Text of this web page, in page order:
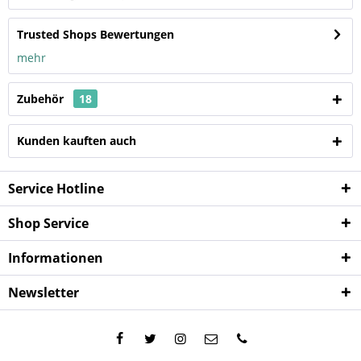
Trusted Shops Bewertungen
mehr
Zubehör 18
Kunden kauften auch
Service Hotline
Shop Service
Informationen
Newsletter